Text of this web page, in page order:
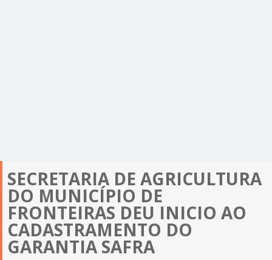
SECRETARIA DE AGRICULTURA
DO MUNICÍPIO DE
FRONTEIRAS DEU INICIO AO
CADASTRAMENTO DO
GARANTIA SAFRA